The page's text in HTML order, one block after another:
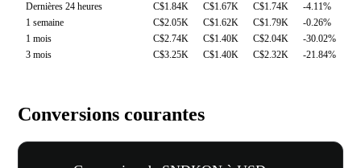
Dernières 24 heures
C$1.84K C$1.67K C$1.74K
-4.11%
1 semaine
C$2.05K C$1.62K C$1.79K
-0.26%
1 mois
C$2.74K C$1.40K C$2.04K
-30.02%
3 mois
C$3.25K C$1.40K C$2.32K -21.84%
Conversions courantes